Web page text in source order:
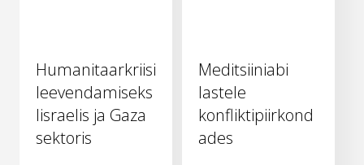
Humanitaarkriisi
leevendamiseks
Iisraelis ja Gaza
sektoris
Meditsiiniabi
lastele
konfliktipiirkond
ades